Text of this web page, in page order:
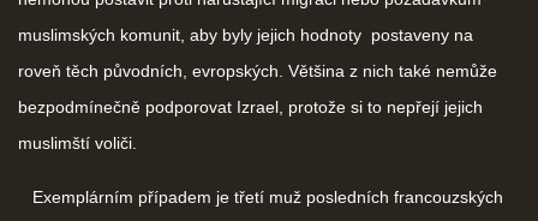
muslimských komunit, aby byly jejich hodnoty postaveny na
roveň těch původních, evropských. Většina z nich také nemůže
bezpodmínečně podporovat Izrael, protože si to nepřejí jejich
muslimští voliči.
Exemplárním případem je třetí muž posledních francouzských